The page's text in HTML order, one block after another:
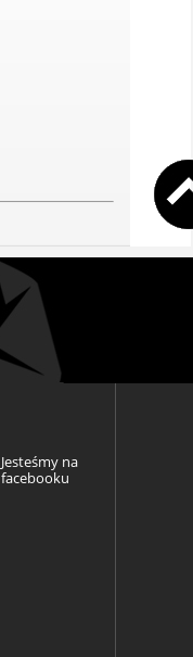
Jesteśmy na
facebooku